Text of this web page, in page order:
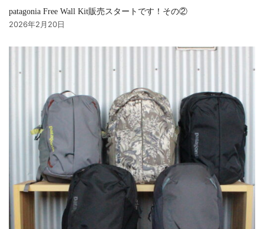
patagonia Free Wall Kit販売スタートです！その②
2026年2月20日